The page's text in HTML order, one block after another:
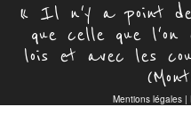
« Il n'y a point de
que celle que l'on
lois et avec les
Mentions légales |